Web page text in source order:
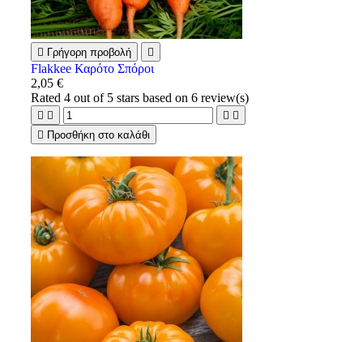
 Γρήγορη προβολή 
Flakkee Καρότο Σπόροι
2,05 €
Rated4 out of 5 stars based on6 review(s)
   
 Προσθήκη στο καλάθι